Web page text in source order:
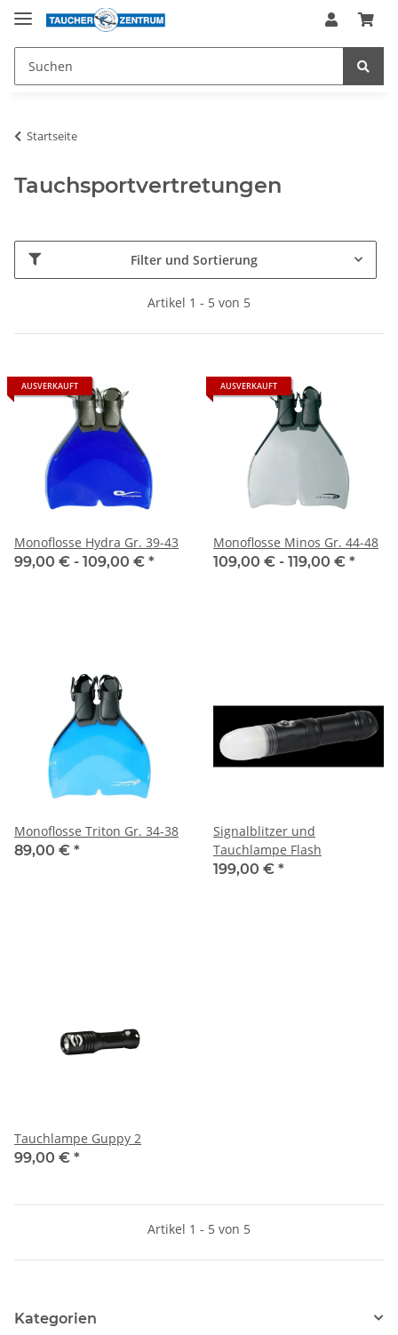
Startseite
Tauchsportvertretungen
Filter und Sortierung
Artikel 1 - 5 von 5
AUSVERKAUFT
Monoflosse Hydra Gr. 39-43
99,00 € - 109,00 € *
AUSVERKAUFT
Monoflosse Minos Gr. 44-48
109,00 € - 119,00 € *
Monoflosse Triton Gr. 34-38
89,00 € *
Signalblitzer und
Tauchlampe Flash
199,00 € *
Tauchlampe Guppy 2
99,00 € *
Artikel 1 - 5 von 5
Kategorien